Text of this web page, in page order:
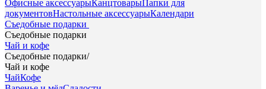
Офисные аксессуарыКанцтоварыПапки для
документовНастольные аксессуарыКалендари
Съедобные подарки
Съедобные подарки
Чай и кофе
Съедобные подарки/
Чай и кофе
ЧайКофе